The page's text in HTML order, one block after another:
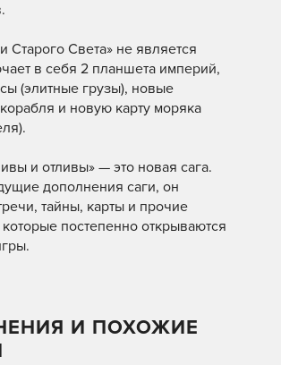
Старого Света» не является
в себя 2 планшета империй,
(элитные грузы), новые
и новую карту моряка
и отливы» — это новая сага.
дополнения саги, он
тайны, карты и прочие
постепенно открываются
И ПОХОЖИЕ